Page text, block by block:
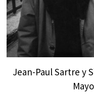
Jean-Paul Sartre y